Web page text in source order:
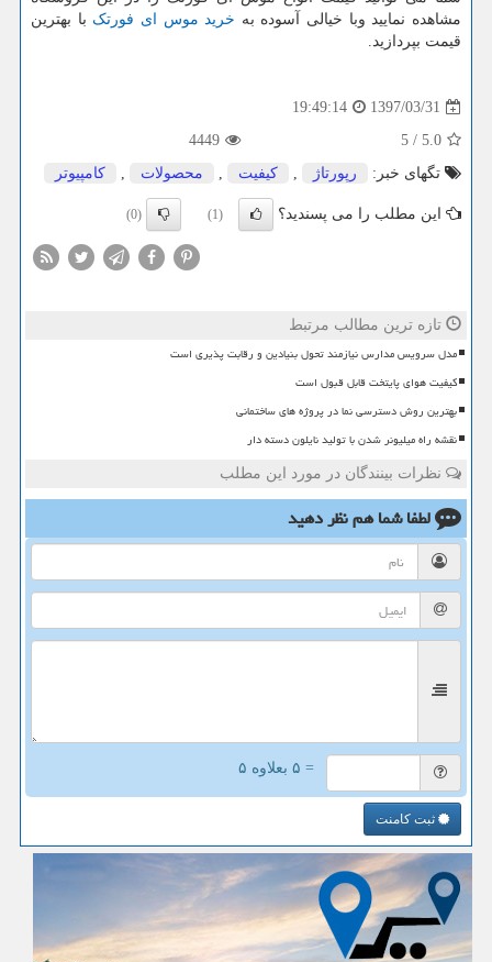
مشاهده نمایید وبا خیالی آسوده به خرید موس ای فورتک با بهترین
قیمت بپردازید.
1397/03/31
19:49:14
5.0
/
5
4449
تگهای خبر:
رپورتاژ , كیفیت , محصولات , كامپیوتر
این مطلب را می پسندید؟ (1)
(0)
تازه ترین مطالب مرتبط
مدل سرویس مدارس نیازمند تحول بنیادین و رقابت پذیری است
کیفیت هوای پایتخت قابل قبول است
بهترین روش دسترسی نما در پروژه های ساختمانی
نقشه راه میلیونر شدن با تولید نایلون دسته دار
نظرات بینندگان در مورد این مطلب
لطفا شما همنظر دهید
= ۵ بعلاوه ۵
ثبت کامنت